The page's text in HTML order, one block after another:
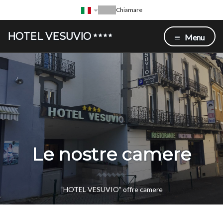
Chiamare
HOTEL VESUVIO Menu
Le nostre camere
“HOTEL VESUVIO” offre camere